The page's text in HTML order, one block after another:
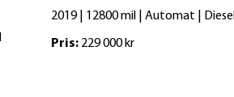
2019 | 12800 mil | Automat | Diesel
Pris: 229 000 kr